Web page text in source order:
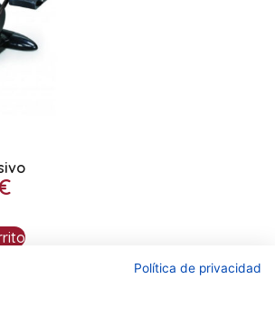
Política de privacidad